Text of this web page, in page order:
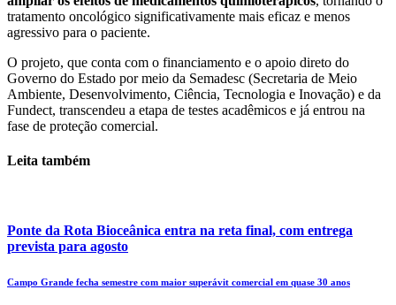
tratamento oncológico significativamente mais eficaz e menos
agressivo para o paciente.
O projeto, que conta com o financiamento e o apoio direto do
Governo do Estado por meio da Semadesc (Secretaria de Meio
Ambiente, Desenvolvimento, Ciência, Tecnologia e Inovação) e da
Fundect, transcendeu a etapa de testes acadêmicos e já entrou na
fase de proteção comercial.
Leita também
Ponte da Rota Bioceânica entra na reta final, com entrega
prevista para agosto
Campo Grande fecha semestre com maior superávit comercial em quase 30 anos